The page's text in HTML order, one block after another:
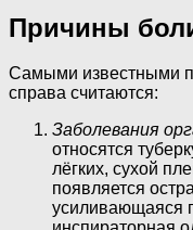
Причины
Самыми известными
справа считаются:
Заболевания
относятся
лёгких, сухой
появляется
усиливающаяся